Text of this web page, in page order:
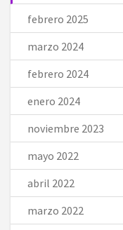
febrero 2025
marzo 2024
febrero 2024
enero 2024
noviembre 2023
mayo 2022
abril 2022
marzo 2022